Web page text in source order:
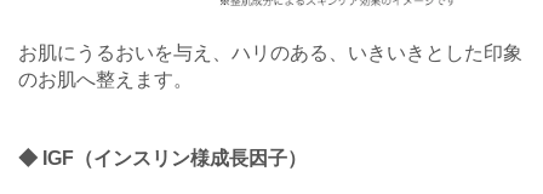
お肌にうるおいを与え、ハリのある、いきいきとした印象
のお肌へ整えます。
◆ IGF（インスリン様成長因子）